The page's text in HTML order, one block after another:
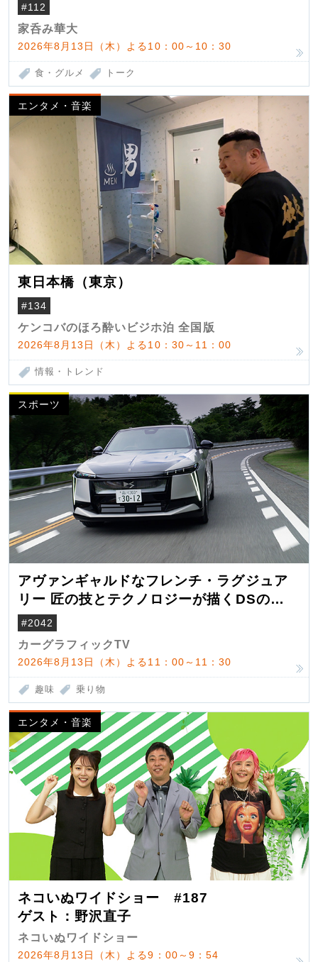
#112
家呑み華大
2026年8月13日（木）よる10：00～10：30
食・グルメ トーク
エンタメ・音楽
東日本橋（東京）
#134
ケンコバのほろ酔いビジホ泊 全国版
2026年8月13日（木）よる10：30～11：00
情報・トレンド
スポーツ
アヴァンギャルドなフレンチ・ラグジュア
リー 匠の技とテクノロジーが描くDSの世
界観
#2042
カーグラフィックTV
2026年8月13日（木）よる11：00～11：30
趣味 乗り物
エンタメ・音楽
ネコいぬワイドショー #187
ゲスト：野沢直子
ネコいぬワイドショー
2026年8月13日（木）よる9：00～9：54